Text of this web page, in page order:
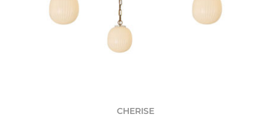
CHERISE